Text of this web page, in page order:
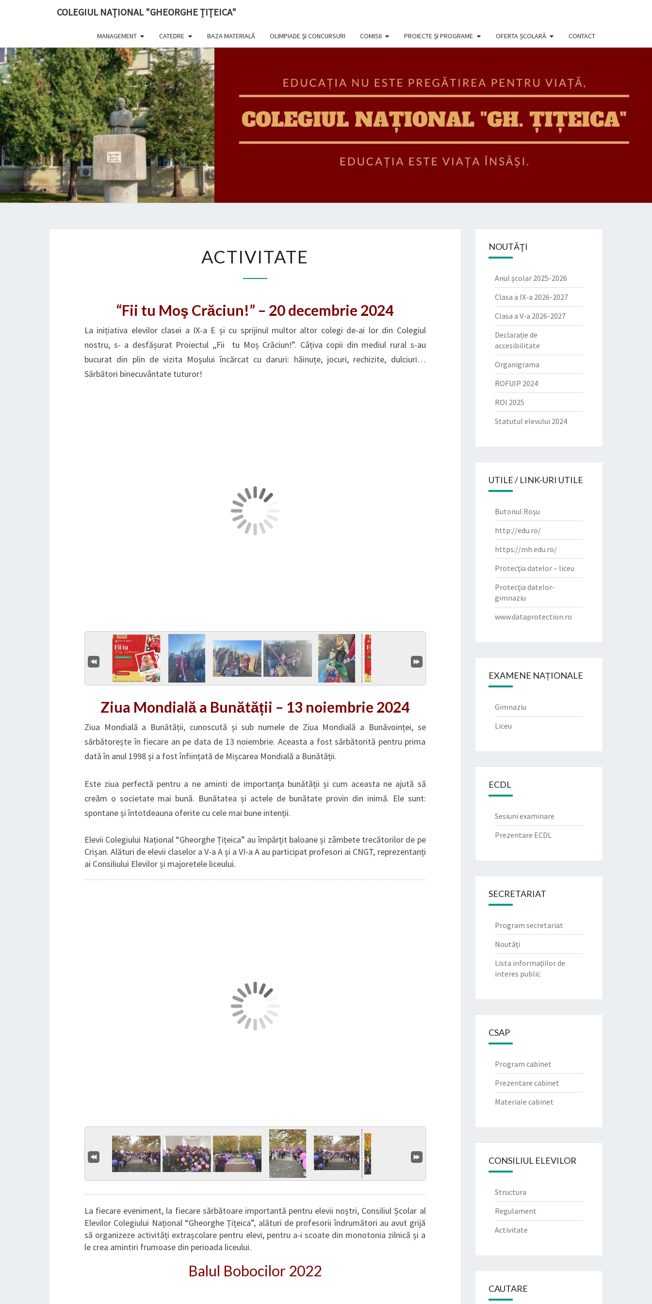
COLEGIUL NAȚIONAL "GHEORGHE ȚIȚEICA"
MANAGEMENT CATEDRE BAZA MATERIALĂ OLIMPIADE ŞI CONCURSURI COMISII PROIECTE ŞI PROGRAME OFERTA ȘCOLARĂ CONTACT
COLEGIUL
NAȚIONAL
"GHEORGHE
ȚIȚEICA"
ACTIVITATE
“Fii tu Moş Crăciun!” – 20 decembrie 2024
La inițiativa elevilor clasei a IX-a E și cu sprijinul multor altor colegi de-ai lor din Colegiul
nostru, s- a desfășurat Proiectul ,,Fii tu Moș Crăciun!”. Câțiva copii din mediul rural s-au
bucurat din plin de vizita Moșului încărcat cu daruri: hăinuțe, jocuri, rechizite, dulciuri…
Sărbători binecuvântate tuturor!
Ziua Mondială a Bunătății – 13 noiembrie 2024
Ziua Mondială a Bunătății, cunoscută și sub numele de Ziua Mondială a Bunăvoinței, se
sărbătorește în fiecare an pe data de 13 noiembrie. Aceasta a fost sărbătorită pentru prima
dată în anul 1998 și a fost înființată de Mișcarea Mondială a Bunătății.
Este ziua perfectă pentru a ne aminti de importanța bunătății și cum aceasta ne ajută să
creăm o societate mai bună. Bunătatea și actele de bunătate provin din inimă. Ele sunt:
spontane și întotdeauna oferite cu cele mai bune intenții.
Elevii Colegiului Național “Gheorghe Țițeica” au împărțit baloane și zâmbete trecătorilor de pe
Crișan. Alături de elevii claselor a V-a A și a VI-a A au participat profesori ai CNGT, reprezentanți
ai Consiliului Elevilor și majoretele liceului.
La fiecare eveniment, la fiecare sărbătoare importantă pentru elevii noștri, Consiliul Școlar al
Elevilor Colegiului Național “Gheorghe Țițeica”, alături de profesorii îndrumători au avut grijă
să organizeze activități extrașcolare pentru elevi, pentru a-i scoate din monotonia zilnică și a
le crea amintiri frumoase din perioada liceului.
Balul Bobocilor 2022
NOUTĂŢI
Anul şcolar 2025-2026
Clasa a IX-a 2026-2027
Clasa a V-a 2026-2027
Declarație de
accesibilitate
Organigrama
ROFUIP 2024
ROI 2025
Statutul elevului 2024
UTILE / LINK-URI UTILE
Butonul Roșu
http://edu.ro/
https://mh.edu.ro/
Protecţia datelor – liceu
Protecţia datelor-
gimnaziu
www.dataprotection.ro
EXAMENE NAȚIONALE
Gimnaziu
Liceu
ECDL
Sesiuni examinare
Prezentare ECDL
SECRETARIAT
Program secretariat
Noutăţi
Lista informaţiilor de
interes public
CSAP
Program cabinet
Prezentare cabinet
Materiale cabinet
CONSILIUL ELEVILOR
Structura
Regulament
Activitate
CAUTARE